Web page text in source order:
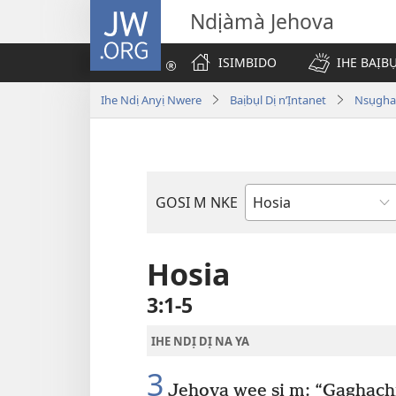
JW.ORG Ndịàmà Jehova
ISIMBIDO
IHE
Ihe Ndị Anyị Nwere Baịbụl Dị n’Ịntanet
GOSI M NKE
Akwụkwọ
Hosia
3:1-5
IHE NDỊ DỊ NA YA
3 Jehova wee sị m: